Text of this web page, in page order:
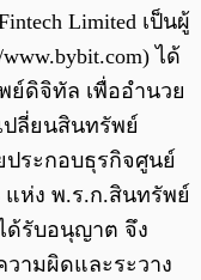
Limited เป็นผู้
ได้
ย์ดิจิทัล เพื่ออำนวย
ปลี่ยนสินทรัพย์
ประกอบธุรกิจศูนย์
ห่ง พ.ร.ก.สินทรัพย์
ด้รับอนุญาต จึง
ามผิดและระวาง